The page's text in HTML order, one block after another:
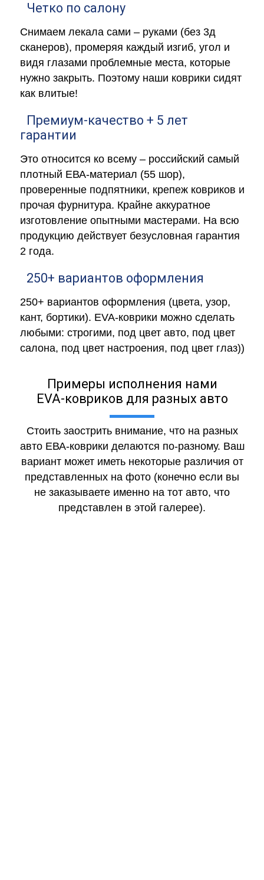
Четко по салону
Снимаем лекала сами – руками (без 3д
сканеров), промеряя каждый изгиб, угол и
видя глазами проблемные места, которые
нужно закрыть. Поэтому наши коврики сидят
как влитые!
Премиум-качество + 5 лет
гарантии
Это относится ко всему – российский самый
плотный ЕВА-материал (55 шор),
проверенные подпятники, крепеж ковриков и
прочая фурнитура. Крайне аккуратное
изготовление опытными мастерами. На всю
продукцию действует безусловная гарантия
2 года.
250+ вариантов оформления
250+ вариантов оформления (цвета, узор,
кант, бортики). EVA-коврики можно сделать
любыми: строгими, под цвет авто, под цвет
салона, под цвет настроения, под цвет глаз))
Примеры исполнения нами
EVA-ковриков для разных авто
Стоить заострить внимание, что на разных
авто ЕВА-коврики делаются по-разному. Ваш
вариант может иметь некоторые различия от
представленных на фото (конечно если вы
не заказываете именно на тот авто, что
представлен в этой галерее).